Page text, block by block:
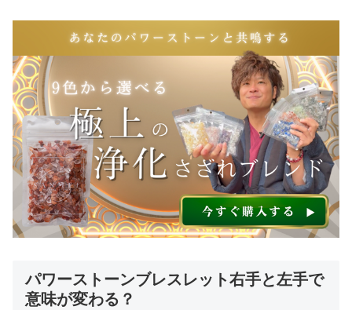
パワーストーンブレスレット右手と左手で
意味が変わる？